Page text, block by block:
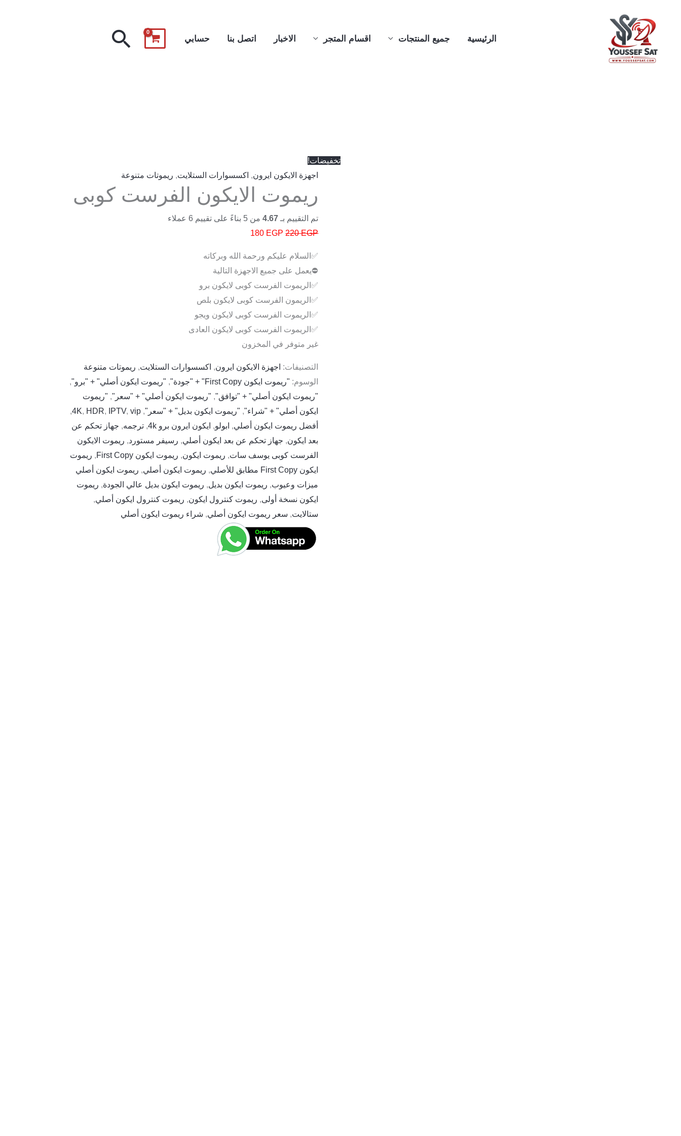
الرئيسية جميع المنتجات اقسام المتجر الاخبار اتصل بنا حسابي البحث
تخفيضات!
اجهزة الايكون ايرون, اكسسوارات الستلايت, ريموتات متنوعة
ريموت الايكون الفرست كوبى
تم التقييم بـ4.67من 5 بناءً على تقييم 6عملاء
220EGP
180 EGP
✅السلام عليكم ورحمة الله وبركاته
⛔يعمل على جميع الاجهزة التالية
✅الريموت الفرست كوبى لايكون برو
✅الريمون الفرست كوبى لايكون بلص
✅الريموت الفرست كوبى لايكون ويجو
✅الريموت الفرست كوبى لايكون العادى
غير متوفر في المخزون
التصنيفات: اجهزة الايكون ايرون, اكسسوارات الستلايت, ريموتات متنوعة
الوسوم: "ريموت ايكون First Copy" + "جودة" , "ريموت ايكون أصلي" + "برو",
"ريموت ايكون أصلي" + "توافق", "ريموت ايكون أصلي" + "سعر", "ريموت
ايكون أصلي" + "شراء", "ريموت ايكون بديل" + "سعر",
4K, HDR, IPTV,vip
,
أفضل ريموت ايكون أصلي, ابولو, ايكون ايرون برو 4k , ترجمه, جهاز تحكم عن
بعد ايكون, جهاز تحكم عن بعد ايكون أصلي, رسيفر مستورد, ريموت الايكون
الفرست كوبى يوسف سات, ريموت ايكون, ريموت ايكون First Copy , ريموت
ايكون First Copy مطابق للأصلي
, ريموت ايكون أصلي, ريموت ايكون أصلي
ميزات وعيوب, ريموت ايكون بديل, ريموت ايكون بديل عالي الجودة, ريموت
ايكون نسخة أولى, ريموت كنترول ايكون, ريموت كنترول ايكون أصلي,
ستالايت, سعر ريموت ايكون أصلي, شراء ريموت ايكون أصلي